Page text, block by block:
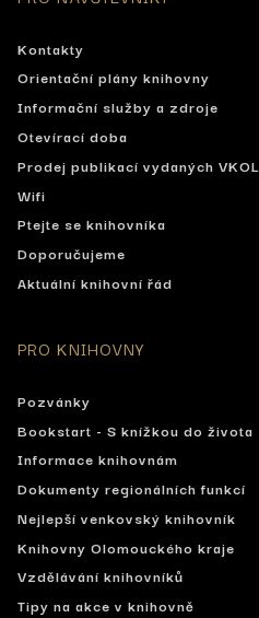
Kontakty
Orientační plány knihovny
Informační služby a zdroje
Otevírací doba
Prodej publikací vydaných VKOL
Wifi
Ptejte se knihovníka
Doporučujeme
Aktuální knihovní řád
PRO KNIHOVNY
Pozvánky
Bookstart - S knížkou do života
Informace knihovnám
Dokumenty regionálních funkcí
Nejlepší venkovský knihovník
Knihovny Olomouckého kraje
Vzdělávání knihovníků
Tipy na akce v knihovně